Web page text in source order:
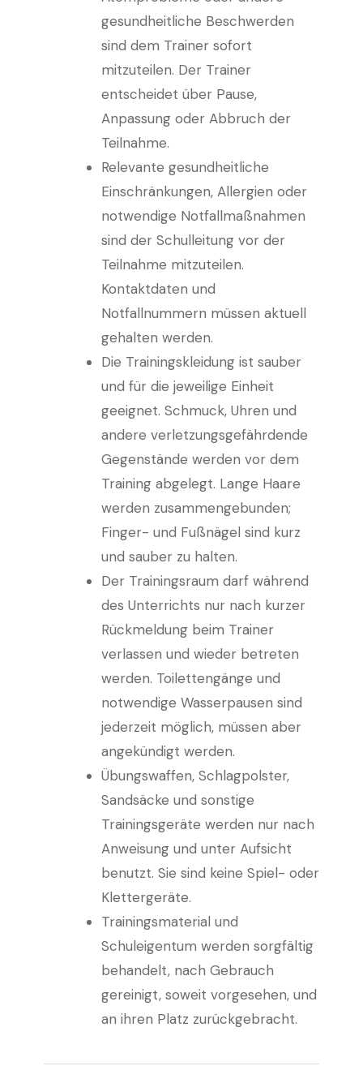
gesundheitliche Beschwerden
sind dem Trainer sofort
mitzuteilen. Der Trainer
entscheidet über Pause,
Anpassung oder Abbruch der
Teilnahme.
Relevante gesundheitliche
Einschränkungen, Allergien oder
notwendige Notfallmaßnahmen
sind der Schulleitung vor der
Teilnahme mitzuteilen.
Kontaktdaten und
Notfallnummern müssen aktuell
gehalten werden.
Die Trainingskleidung ist sauber
und für die jeweilige Einheit
geeignet. Schmuck, Uhren und
andere verletzungsgefährdende
Gegenstände werden vor dem
Training abgelegt. Lange Haare
werden zusammengebunden;
Finger- und Fußnägel sind kurz
und sauber zu halten.
Der Trainingsraum darf während
des Unterrichts nur nach kurzer
Rückmeldung beim Trainer
verlassen und wieder betreten
werden. Toilettengänge und
notwendige Wasserpausen sind
jederzeit möglich, müssen aber
angekündigt werden.
Übungswaffen, Schlagpolster,
Sandsäcke und sonstige
Trainingsgeräte werden nur nach
Anweisung und unter Aufsicht
benutzt. Sie sind keine Spiel- oder
Klettergeräte.
Trainingsmaterial und
Schuleigentum werden sorgfältig
behandelt, nach Gebrauch
gereinigt, soweit vorgesehen, und
an ihren Platz zurückgebracht.